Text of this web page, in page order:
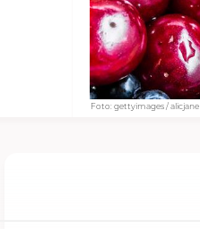
Foto: gettyimages / alicjane